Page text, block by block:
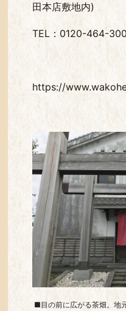
田本店敷地内)
TEL：0120-464-300
https://
■目の前に広がる茶畑。地